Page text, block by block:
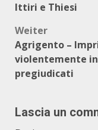
Ittiri e Thiesi
Weiter
Agrigento –
violentemente
pregiudicati
Lascia un